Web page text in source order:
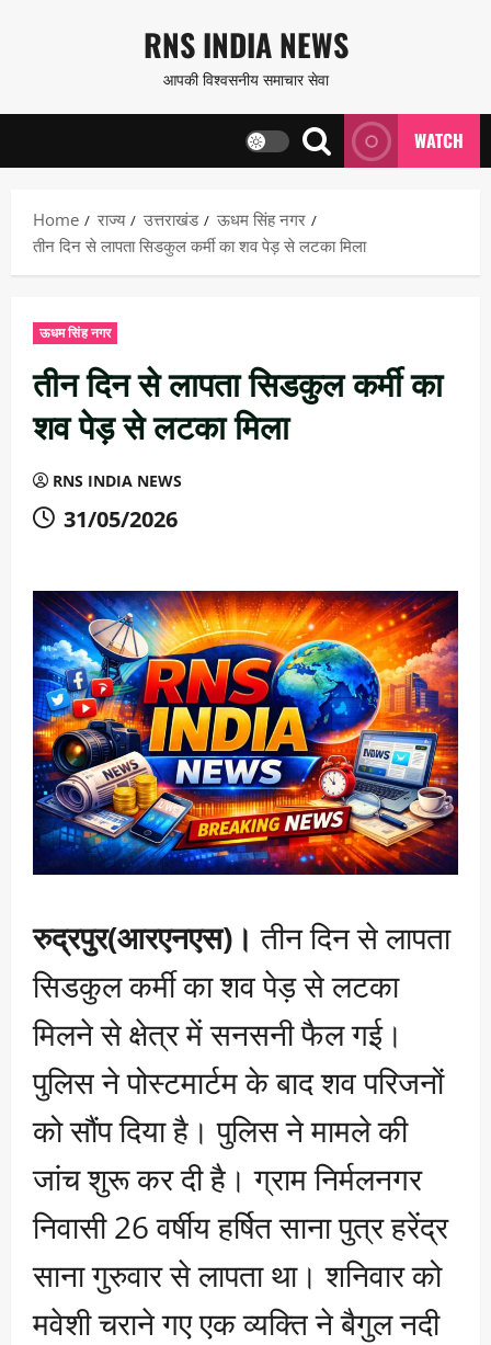
content
RNS INDIA NEWS
आपकी विश्वसनीय समाचार सेवा
WATCH
Home राज्य उत्तराखंड
ऊधम सिंह नगर
तीन दिन से लापता सिडकुल कर्मी का शव पेड़ से लटका मिला
ऊधम सिंह नगर
तीन दिन से लापता सिडकुल कर्मी का
शव पेड़ से लटका मिला
RNS INDIA NEWS
31/05/2026
रुद्रपुर(आरएनएस)। तीन दिन से लापता
सिडकुल कर्मी का शव पेड़ से लटका
मिलने से क्षेत्र में सनसनी फैल गई।
पुलिस ने पोस्टमार्टम के बाद शव परिजनों
को सौंप दिया है। पुलिस ने मामले की
जांच शुरू कर दी है। ग्राम निर्मलनगर
निवासी 26 वर्षीय हर्षित साना पुत्र हरेंद्र
साना गुरुवार से लापता था। शनिवार को
मवेशी चराने गए एक व्यक्ति ने बैगुल नदी